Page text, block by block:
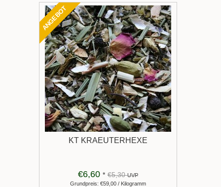
ANGEBOT
KT KRAEUTERHEXE
€6,60 * €5,30UVP
Grundpreis: €59,00 / Kilogramm